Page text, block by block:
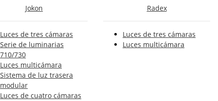
Jokon
Luces de tres cámaras
Serie de luminarias
710/730
Luces multicámara
Sistema de luz trasera
modular
Luces de cuatro cámaras
Radex
Luces de tres cámaras
Luces multicámara